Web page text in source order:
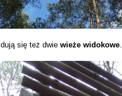
się też dwiewieże widokowe.